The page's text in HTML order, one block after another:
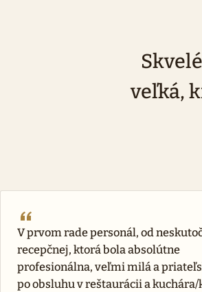
veľká,
V prvom rade personál, od
recepčnej, ktorá bola absolútne
profesionálna, veľmi milá a
po obsluhu v reštaurácii a kuchára/